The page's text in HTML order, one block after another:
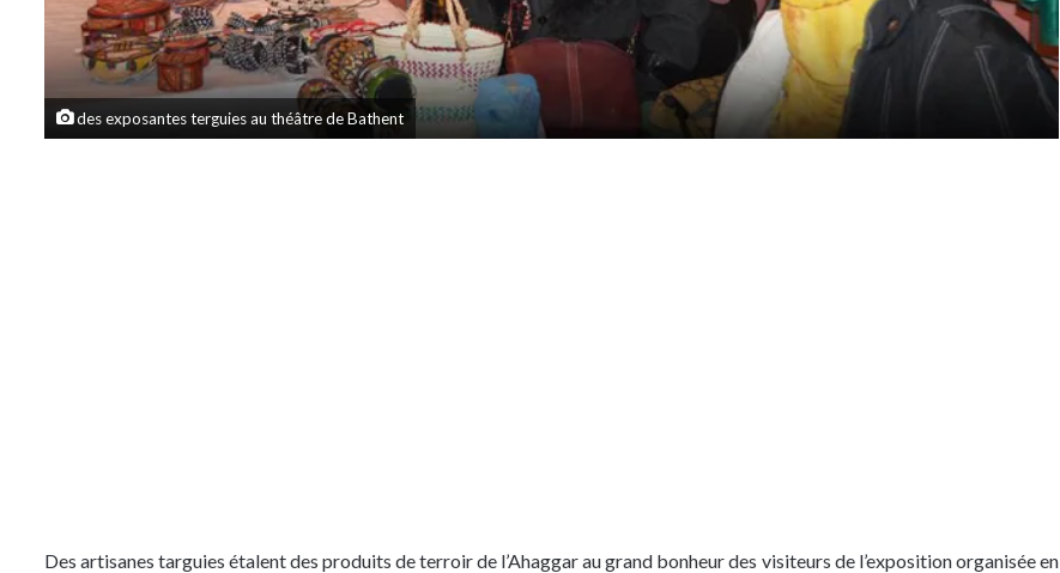
des exposantes terguies au théâtre de Bathent
Des artisanes targuies étalent des produits de terroir de l’Ahaggar au grand bonheur des visiteurs de l’exposition organisée en